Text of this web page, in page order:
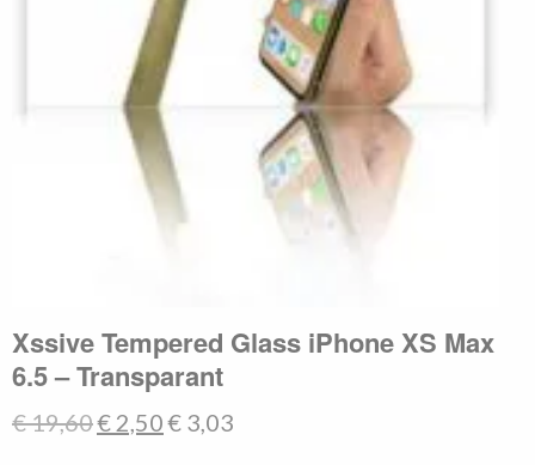
Xssive Tempered Glass iPhone XS Max
6.5 – Transparant
€19,60Oorspronkelijke
€ 2,50Huidige
€ 3,03